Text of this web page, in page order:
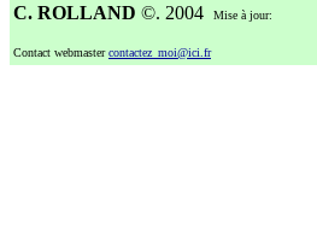
C. ROLLAND ©. 2004 Mise à jour:
Contact webmastercontactez_moi@ici.fr